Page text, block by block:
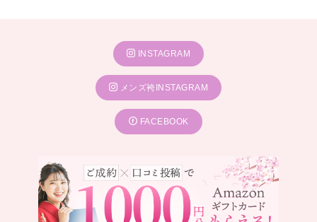
INSTAGRAM
メンズ袴INSTAGRAM
FACEBOOK